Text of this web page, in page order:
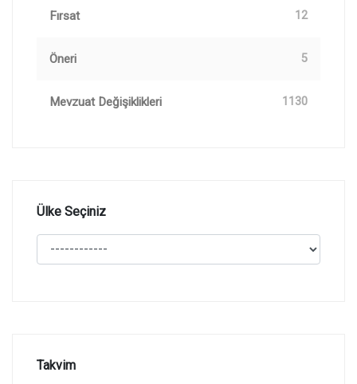
Fırsat 12
Öneri 5
Mevzuat Değişiklikleri 1130
Ülke Seçiniz
Takvim